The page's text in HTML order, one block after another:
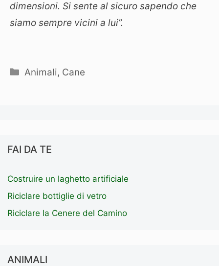
dimensioni. Si sente al sicuro sapendo che
siamo sempre vicini a lui”.
Categorie
Animali, Cane
FAI DA TE
Costruire un laghetto artificiale
Riciclare bottiglie di vetro
Riciclare la Cenere del Camino
ANIMALI